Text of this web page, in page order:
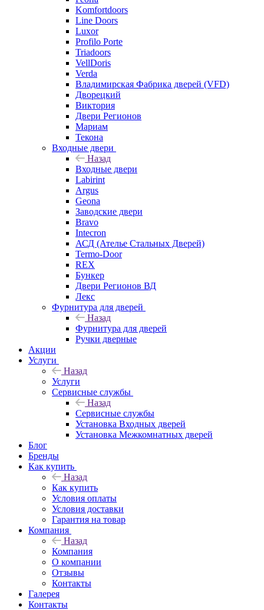
Komfortdoors
Line Doors
Luxor
Profilo Porte
Triadoors
VellDoris
Verda
Владимирская Фабрика дверей (VFD)
Дворецкий
Виктория
Двери Регионов
Мариам
Текона
Входные двери
Назад
Входные двери
Labirint
Argus
Geona
Заводские двери
Bravo
Intecron
АСД (Ателье Стальных Дверей)
Termo-Door
REX
Бункер
Двери Регионов ВД
Лекс
Фурнитура для дверей
Назад
Фурнитура для дверей
Ручки дверные
Акции
Услуги
Назад
Услуги
Сервисные службы
Назад
Сервисные службы
Установка Входных дверей
Установка Межкомнатных дверей
Блог
Бренды
Как купить
Назад
Как купить
Условия оплаты
Условия доставки
Гарантия на товар
Компания
Назад
Компания
О компании
Отзывы
Контакты
Галерея
Контакты